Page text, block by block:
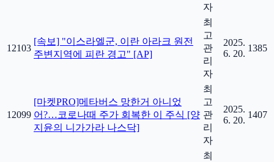
자
12103
[속보] "이스라엘군, 이란 아라크 원전
주변지역에 피란 경고" [AP]
최
고
관
리
자
2025.
6. 20.
1385
12099
[마켓PRO]메타버스 망한거 아니었
어?…코로나때 주가 회복한 이 주식 [양
지윤의 니가가라 나스닥]
최
고
관
리
자
2025.
6. 20.
1407
최